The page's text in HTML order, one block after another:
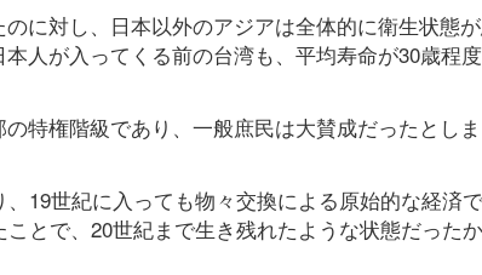
に対し、日本以外のアジアは全体的に衛生状態
人が入ってくる前の台湾も、平均寿命が30歳程
特権階級であり、一般庶民は大賛成だったとし
19世紀に入っても物々交換による原始的な経済で
とで、20世紀まで生き残れたような状態だった